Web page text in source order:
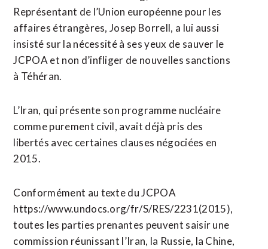
Représentant de l’Union européenne pour les
affaires étrangères, Josep Borrell, a lui aussi
insisté sur la nécessité à ses yeux de sauver le
JCPOA et non d’infliger de nouvelles sanctions
à Téhéran.
L’Iran, qui présente son programme nucléaire
comme purement civil, avait déjà pris des
libertés avec certaines clauses négociées en
2015.
Conformément au texte du JCPOA
https://www.undocs.org/fr/S/RES/2231(2015),
toutes les parties prenantes peuvent saisir une
commission réunissant l’Iran, la Russie, la Chine,